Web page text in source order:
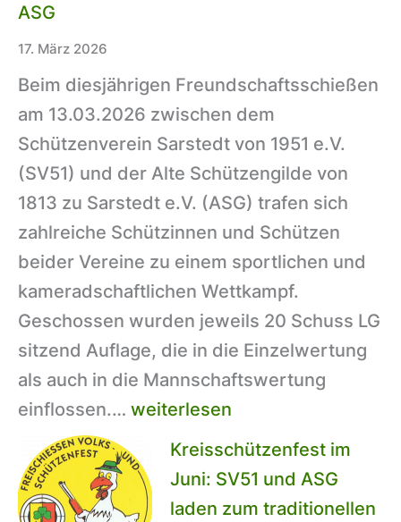
ASG
17. März 2026
Beim diesjährigen Freundschaftsschießen
am 13.03.2026 zwischen dem
Schützenverein Sarstedt von 1951 e.V.
(SV51) und der Alte Schützengilde von
1813 zu Sarstedt e.V. (ASG) trafen sich
zahlreiche Schützinnen und Schützen
beider Vereine zu einem sportlichen und
kameradschaftlichen Wettkampf.
Geschossen wurden jeweils 20 Schuss LG
sitzend Auflage, die in die Einzelwertung
als auch in die Mannschaftswertung
einflossen.… Freundschaftsschießen
2026
–
SV51
weiterlesen
Kreisschützenfest im
Juni: SV51 und ASG
laden zum traditionellen